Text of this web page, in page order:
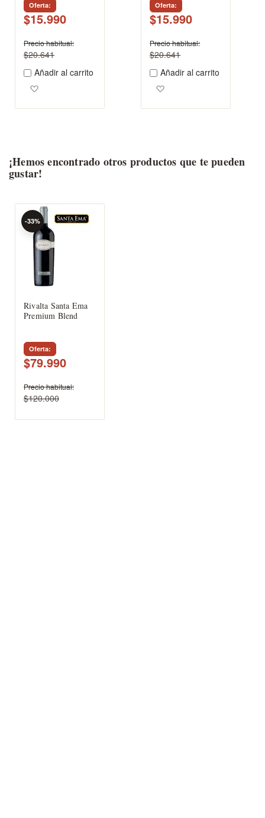
Oferta
$15.990
Precio habitual
$20.641
Añadir al carrito
Oferta
$15.990
Precio habitual
$20.641
Añadir al carrito
¡Hemos encontrado otros productos que te pueden
gustar!
Rivalta Santa Ema
Premium Blend
Oferta
$79.990
-33%
Precio habitual
$120.000